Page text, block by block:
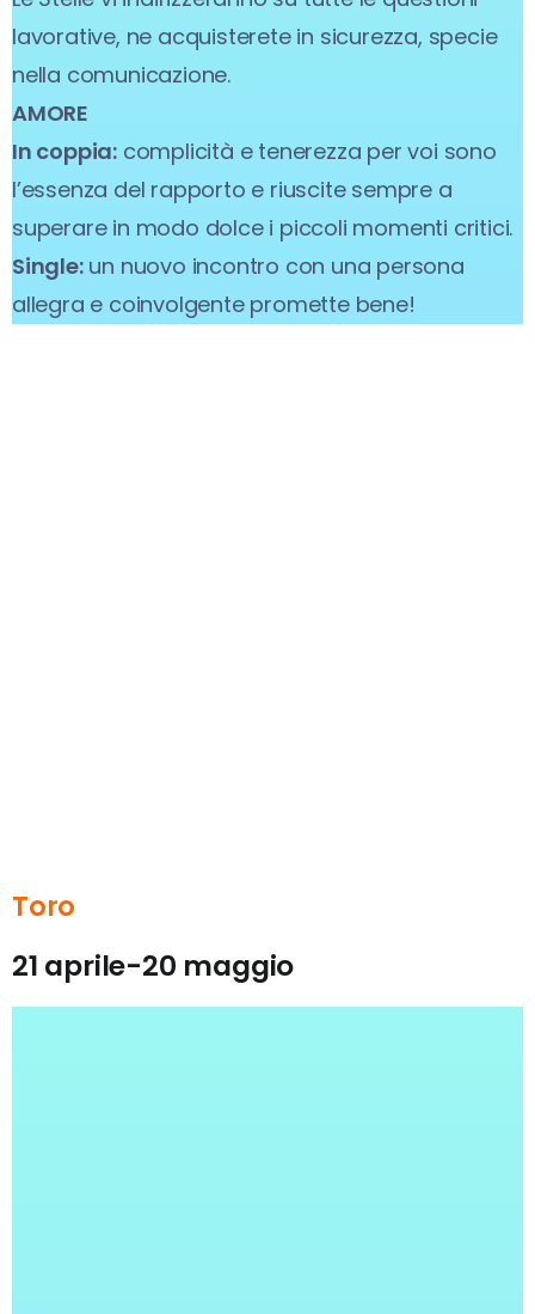
lavorative, ne acquisterete in sicurezza, specie
nella comunicazione.
AMORE
In coppia: complicità e tenerezza per voi sono
l’essenza del rapporto e riuscite sempre a
superare in modo dolce i piccoli momenti critici.
Single:un nuovo incontro con una persona
allegra e coinvolgente promette bene!
Toro
21 aprile-20 maggio